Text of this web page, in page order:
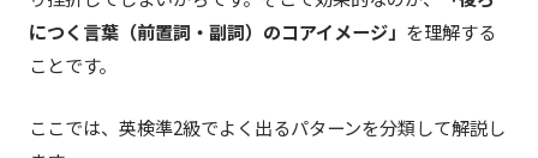
につく言葉（前置詞・副詞）のコアイメージ」 を理解する
ことです。
ここでは、英検準2級でよく出るパターンを分類して解説し